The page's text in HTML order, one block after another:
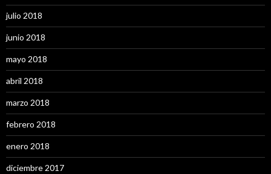
julio 2018
junio 2018
mayo 2018
abril 2018
marzo 2018
febrero 2018
enero 2018
diciembre 2017